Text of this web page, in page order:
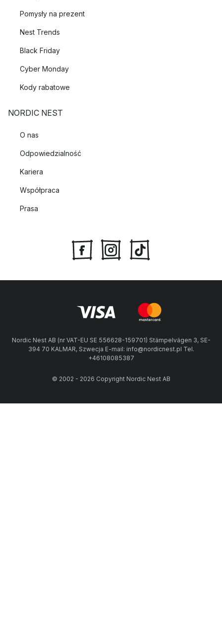
Pomysły na prezent
Nest Trends
Black Friday
Cyber Monday
Kody rabatowe
NORDIC NEST
O nas
Odpowiedzialność
Kariera
Współpraca
Prasa
Nordic Nest AB (nr VAT-EU SE 556628-159701) Stämpelvägen 3, SE-
394 70 KALMAR, Szwecja E-mail: info@nordicnest.pl Tel.
+46108085387
© 2002 - 2026 Copyright Nordic Nest AB